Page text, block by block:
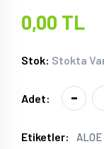
0,00 TL
Stok: Stokta
Adet: -
Etiketler: